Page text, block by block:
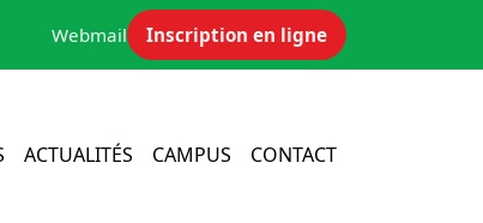
Webmail Inscription en ligne
ACTUALITÉS CAMPUS CONTACT